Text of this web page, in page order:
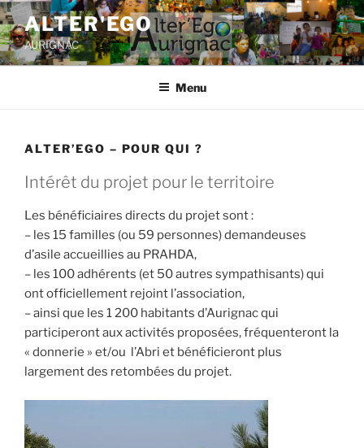
ALTER'EGO
AURIGNAC
Menu
ALTER’EGO – POUR QUI ?
Intérêt du projet pour le territoire
Les bénéficiaires directs du projet sont :
– les 15 familles (ou 59 personnes) demandeuses
d’asile accueillies au PRAHDA,
– les 100 adhérents (et 50 autres sympathisants) qui
ont officiellement rejoint l’association,
– ainsi que les 1 200 habitants d’Aurignac qui
participeront aux activités proposées, fréquenteront la
« donnerie » et/ou l’Abri et bénéficieront plus
largement des retombées du projet.